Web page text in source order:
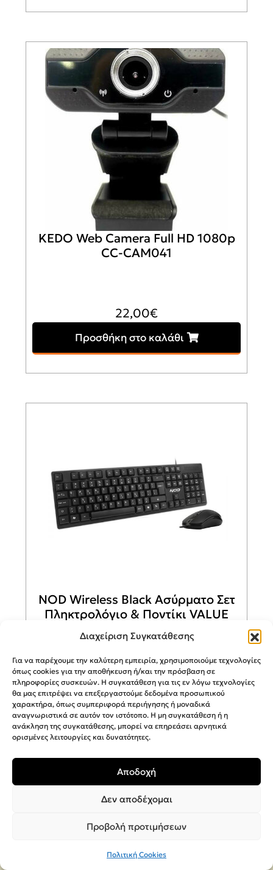
Διαχείριση Συγκατάθεσης
Για να παρέχουμε την καλύτερη εμπειρία, χρησιμοποιούμε τεχνολογίες
όπως cookies για την αποθήκευση ή/και την πρόσβαση σε
πληροφορίες συσκευών. Η συγκατάθεση για τις εν λόγω τεχνολογίες
θα μας επιτρέψει να επεξεργαστούμε δεδομένα προσωπικού
χαρακτήρα, όπως συμπεριφορά περιήγησης ή μοναδικά
αναγνωριστικά σε αυτόν τον ιστότοπο. Η μη συγκατάθεση ή η
ανάκληση της συγκατάθεσης, μπορεί να επηρεάσει αρνητικά
ορισμένες λειτουργίες και δυνατότητες.
Αποδοχή
Δεν αποδέχομαι
Προβολή προτιμήσεων
Πολιτική Cookies
KEDO Web Camera Full HD 1080p
CC-CAM041
22,00€
Προσθήκη στο καλάθι
NOD Wireless Black Ασύρματο Σετ
Πληκτρολόγιο & Ποντίκι VALUE
PRO
15,00€
Προσθήκη στο καλάθι
ΕΠΙΚΟΙΝΩΝΊΑ